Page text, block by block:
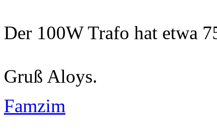
Der 100W Trafo hat etwa
Gruß Aloys.
Famzim